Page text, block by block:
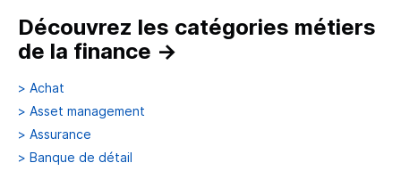
Découvrez les catégories métiers
de la finance →
> Achat
> Asset management
> Assurance
> Banque de détail